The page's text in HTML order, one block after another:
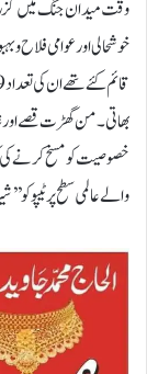
وقت میدان جنگ میں
خوشحالی اور عوامی فلاح
بھاتی۔ من گھڑت قصے اور
خصوصیت کو مسخ کرنے کی
والے عالمی سطح پر ٹیپو